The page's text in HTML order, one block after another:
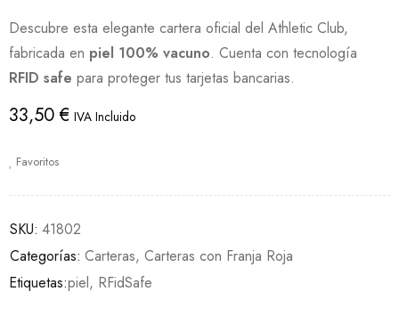
Descubre esta elegante cartera oficial del Athletic Club,
fabricada en piel 100% vacuno. Cuenta con tecnología
RFID safe para proteger tus tarjetas bancarias.
33,50€ IVA Incluido
Favoritos
SKU: 41802
Categorías: Carteras, Carteras con Franja Roja
Etiquetas:piel, RFidSafe